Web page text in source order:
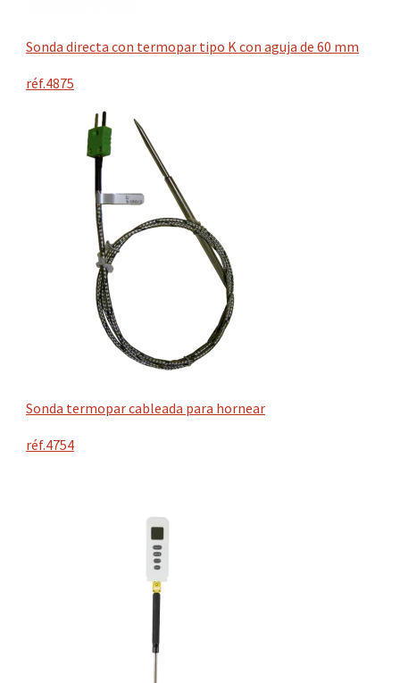
Sonda directa con termopar tipo K con aguja de 60 mm
réf.4875
Sonda termopar cableada para hornear
réf.4754